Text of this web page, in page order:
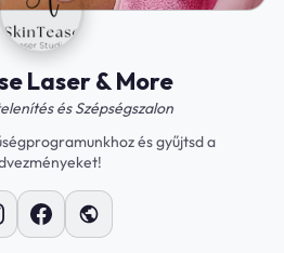
Laser & More
és Szépségszalon
és gyűjtsd a